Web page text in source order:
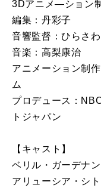
3Dアニメ―ション
編集：丹彩子
音響監督：ひらさ
音楽：高梨康治
アニメーション制
ム
プロデュース：
トジャパン
【キャスト】
ベリル・ガーデナ
アリューシア・シ